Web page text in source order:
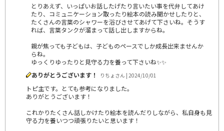
とりあえず、いっぱいお話したげたり言いたい事を代弁してあけ
たり、コミュニケーション取ったり絵本の読み聞かせしたりと、
たくさんの言葉のシャワーを浴びさせてあげて下さいね。そうす
れば、言葉タンクが溜まって話し出しますからね。
親が焦っても子どもは、子どものペースでしか成長出来ませんか
らね。
ゆっくりゆったりと見守る力を養って下さいね✨✨
ありがとうございます！
りちょさん | 2024/10/01
トピ主です。とても参考になりました。
ありがとうございます！
これかりたくさん話しかけたり絵本を読んだりしながら、私自身も見
守る力を養いつつ頑張りたいと思います！